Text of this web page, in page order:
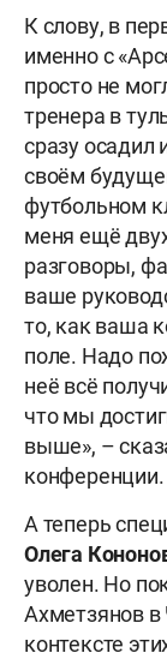
К слову, в
именно с
просто не
тренера в
сразу осадил
своём
футбольном
меня ещё
разговоры,
ваше
то, как ваша
поле. Надо
неё всё
что мы
выше», –
конференции.
А теперь
Олега
уволен. Но
Ахметзянов в
контексте